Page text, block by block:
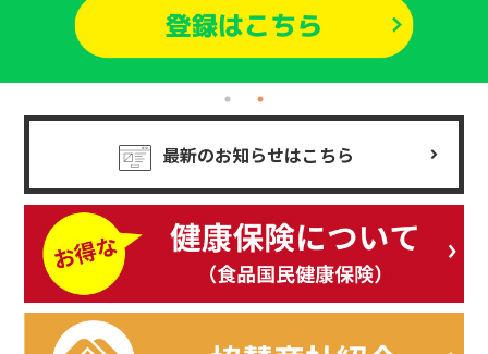
最新のお知らせはこちら